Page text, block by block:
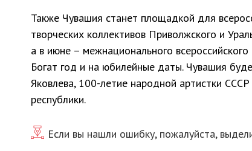
Также Чувашия станет площадкой для
творческих коллективов Приволжского и
а в июне – межнационального
Богат год и на юбилейные даты. Чувашия
Яковлева, 100-летие народной артистки
республики.
Если вы нашли ошибку, пожалуйста,